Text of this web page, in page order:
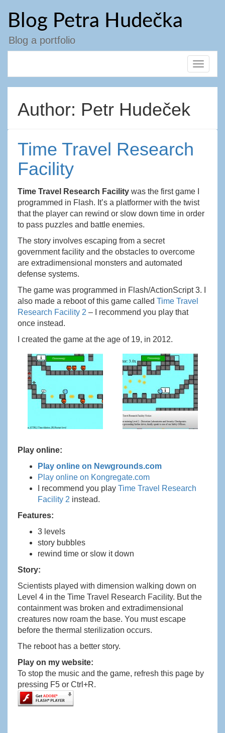
obsahu
webu
Blog Petra Hudečka
Blog a portfolio
Toggle
Author: Petr Hudeček
Time Travel Research
Facility
Time Travel Research Facility was the first game I
programmed in Flash. It’s a platformer with the twist
that the player can rewind or slow down time in order
to pass puzzles and battle enemies.
The story involves escaping from a secret
government facility and the obstacles to overcome
are extradimensional monsters and automated
defense systems.
The game was programmed in Flash/ActionScript 3. I
also made a reboot of this game called Time Travel
Research Facility 2 – I recommend you play that
once instead.
I created the game at the age of 19, in 2012.
Play online:
Play online on Newgrounds.com
Play online on Kongregate.com
I recommend you play Time Travel Research
Facility 2 instead.
Features:
3 levels
story bubbles
rewind time or slow it down
Story:
Scientists played with dimension walking down on
Level 4 in the Time Travel Research Facility. But the
containment was broken and extradimensional
creatures now roam the base. You must escape
before the thermal sterilization occurs.
The reboot has a better story.
Play on my website:
To stop the music and the game, refresh this page by
pressing F5 or Ctrl+R.